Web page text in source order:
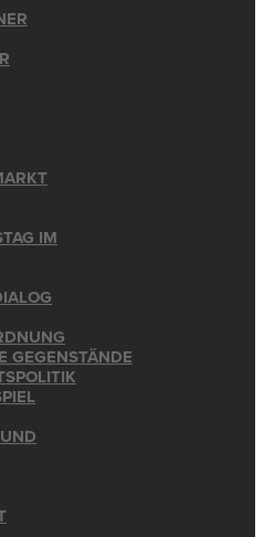
IM
GEGENSTÄNDE